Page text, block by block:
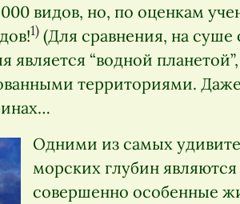
видов, но, по оценкам
1) (Для сравнения, на суше
“водной
территориями.
Одними из самых
морских глубин
совершенно особенные